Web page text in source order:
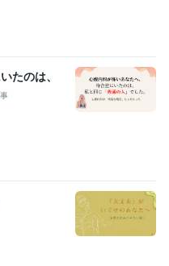
たのは、